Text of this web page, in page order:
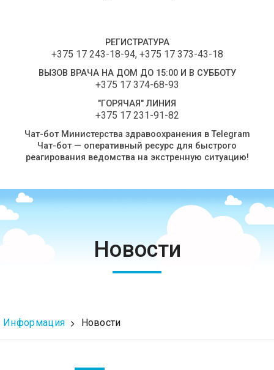
РЕГИСТРАТУРА
+375 17 243-18-94, +375 17 373-43-18
ВЫЗОВ ВРАЧА НА ДОМ ДО 15:00 И В СУББОТУ
+375 17 374-68-93
"ГОРЯЧАЯ" ЛИНИЯ
+375 17 231-91-82
Чат-бот Министерства здравоохранения в Telegram
Чат-бот — оперативный ресурс для быстрого
реагирования ведомства на экстренную ситуацию!
Новости
Информация Новости